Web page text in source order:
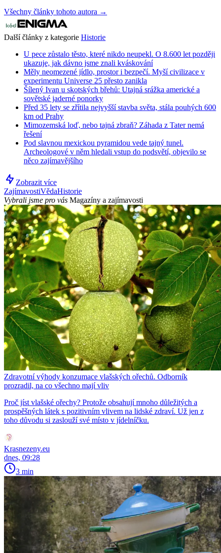
Všechny články tohoto autora →
Další články z kategorie Historie
U pece zůstalo těsto, které nikdo neupekl. O 8.600 let později
ukazuje, jak dávno jsme znali kváskování
Měly neomezené jídlo, prostor i bezpečí. Myší civilizace v
experimentu Universe 25 přesto zanikla
Šílený Ivan u skotských břehů: Utajná srážka americké a
sovětské jaderné ponorky
Před 35 lety se zřítila nejvyšší stavba světa, stála pouhých 600
km od Prahy
Mimozemská loď, nebo tajná zbraň? Záhada z Tater nemá
řešení
Pod slavnou mexickou pyramidou vede tajný tunel.
Archeologové v něm hledali vstup do podsvětí, objevilo se
něco zajímavějšího
Zobrazit více
ZajímavostiVědaHistorie
Vybrali jsme pro vás Magazíny a zajímavosti
Zdravotní výhody konzumace vlašských ořechů. Odborník
prozradil, na co všechno mají vliv
Proč jíst vlašské ořechy? Protože obsahují mnoho důležitých a
prospěšných látek s pozitivním vlivem na lidské zdraví. Už jen z
toho důvodu si zaslouží své místo v jídelníčku.
Krasnezeny.eu
dnes, 09:28
3 min